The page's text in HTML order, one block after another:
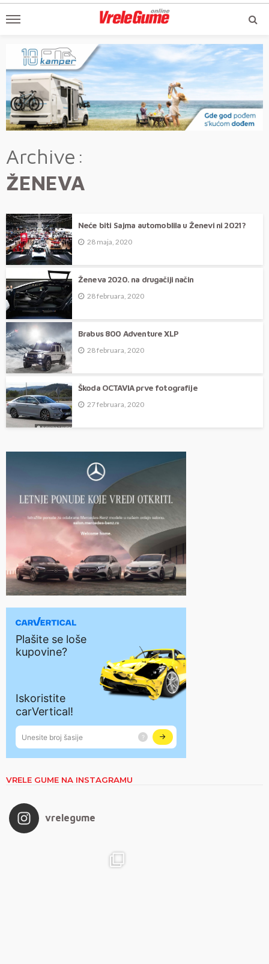
Archive
ŽENEVA
Neće biti Sajma automoblila u Ženevi ni 2021?
28 maja, 2020
Ženeva 2020. na drugačiji način
28 februara, 2020
Brabus 800 Adventure XLP
28 februara, 2020
Škoda OCTAVIA prve fotografije
27 februara, 2020
VRELE GUME NA INSTAGRAMU
vrelegume